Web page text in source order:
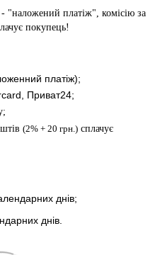
- "наложений платіж", комісію за
покупець!
платіж);
Приват24;
(2% + 20 грн.) сплачує
днів;
днів.